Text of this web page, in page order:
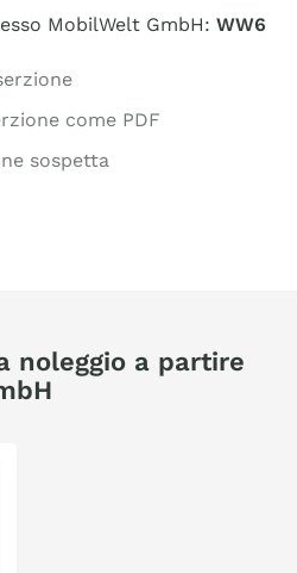
MobilWelt GmbH: WW6
come PDF
sospetta
noleggio a partire